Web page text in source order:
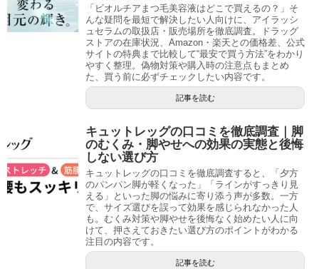
「ビオルチアまつ毛美容液はどこで買えるの？」そ
んな疑問を最短で解決したい人向けに、アイラッシ
ュセラムの取扱店・販売場所を徹底調査。ドラッグ
ストアの在庫状況、Amazon・楽天との価格差、公式
サイトの特典まで比較して“最安で買う方法”をわかり
やすく整理。偽物対策や購入時の注意点もまとめ
た、買う前に必ずチェックしたい内容です。
記事を読む
キュットレッグの口コミを徹底調査｜脚
のむくみ・脚やせへの効果の実態と後悔
しない選び方
キュットレッグの口コミを徹底調査すると、「夕方
のパンパン脚が軽くなった」「ラインがすっきり見
える」といった脚の悩みに寄り添う声が多数。一方
で、サイズ選びを誤って効果を感じられなかった人
も。むくみ対策や脚やせを後悔なく始めたい人に向
けて、押さえておきたい選び方のポイントがわかる
注目の内容です。
記事を読む